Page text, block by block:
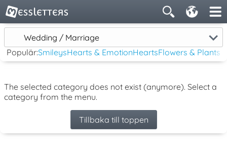
Wedding / Marriage
Populär:SmileysHearts & EmotionHeartsFlowers & Plants
The selected category does not exist (anymore). Select a
category from the menu.
Tillbaka till toppen